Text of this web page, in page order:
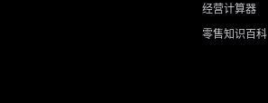
经营计算器
零售知识百科